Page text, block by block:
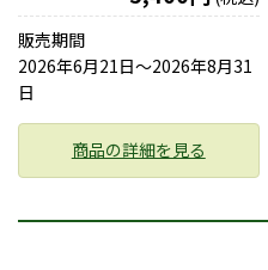
販売期間
2026年6月21日〜2026年8月31
日
商品の詳細を見る